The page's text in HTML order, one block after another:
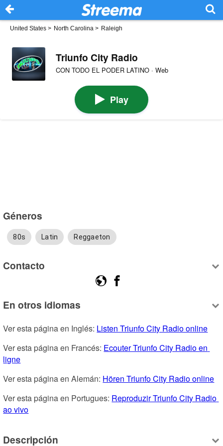
United States > North Carolina > Raleigh
Triunfo City Radio
CON TODO EL PODER LATINO · Web
Play
Géneros
80s Latin Reggaeton
Contacto
En otros idiomas
Ver esta página en Inglés: Listen Triunfo City Radio online
Ver esta página en Francés: Ecouter Triunfo City Radio en
ligne
Ver esta página en Alemán: Hören Triunfo City Radio online
Ver esta página en Portugues: Reproduzir Triunfo City Radio
ao vivo
Descripción